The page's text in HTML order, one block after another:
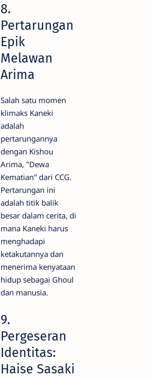
8.
Pertarungan
Epik
Melawan
Arima
Salah satu momen
klimaks Kaneki
adalah
pertarungannya
dengan Kishou
Arima, "Dewa
Kematian" dari CCG.
Pertarungan ini
adalah titik balik
besar dalam cerita, di
mana Kaneki harus
menghadapi
ketakutannya dan
menerima kenyataan
hidup sebagai Ghoul
dan manusia.
9.
Pergeseran
Identitas:
Haise Sasaki